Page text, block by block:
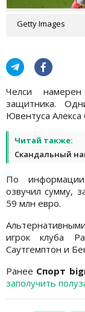
Getty Images
Челси
защитника.
Ювентуса Алекса
Читай также:
Скандальный
По
озвучил сумму,
59 млн евро.
игрок клуба
Саутгемптон и
Ранее Спорт
заполучить